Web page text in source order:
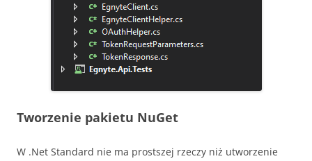
Tworzenie pakietu NuGet
W .Net Standard nie ma prostszej rzeczy niż utworzenie